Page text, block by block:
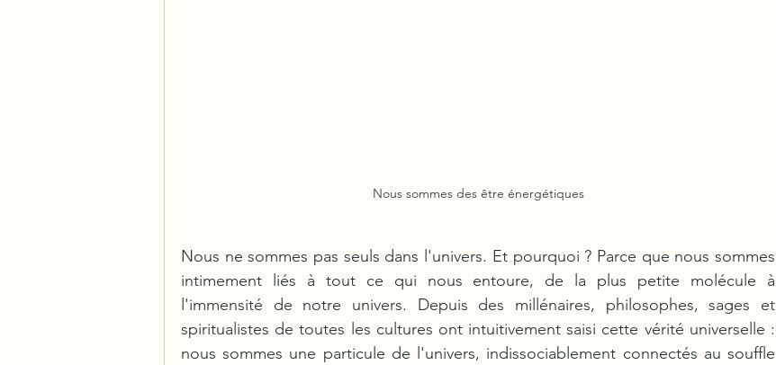
Nous sommes des être énergétiques
Nous ne sommes pas seuls dans l'univers. Et pourquoi ? Parce que nous sommes
intimement liés à tout ce qui nous entoure, de la plus petite molécule à
l'immensité de notre univers. Depuis des millénaires, philosophes, sages et
spiritualistes de toutes les cultures ont intuitivement saisi cette vérité universelle :
nous sommes une particule de l'univers, indissociablement connectés au souffle